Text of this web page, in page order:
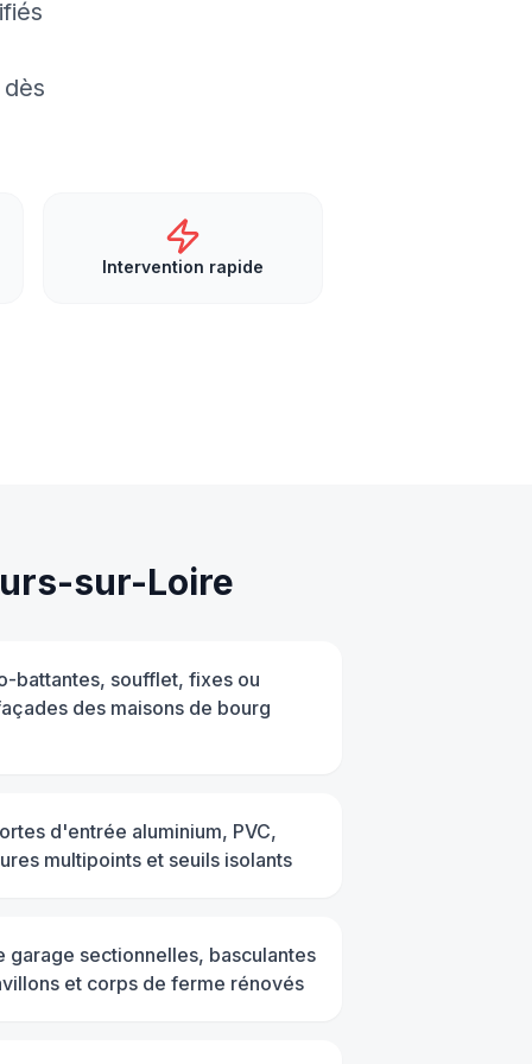
Intervention rapide
sur-Loire
battantes, soufflet, fixes ou
des maisons de bourg
d'entrée aluminium, PVC,
multipoints et seuils isolants
garage sectionnelles, basculantes
et corps de ferme rénovés